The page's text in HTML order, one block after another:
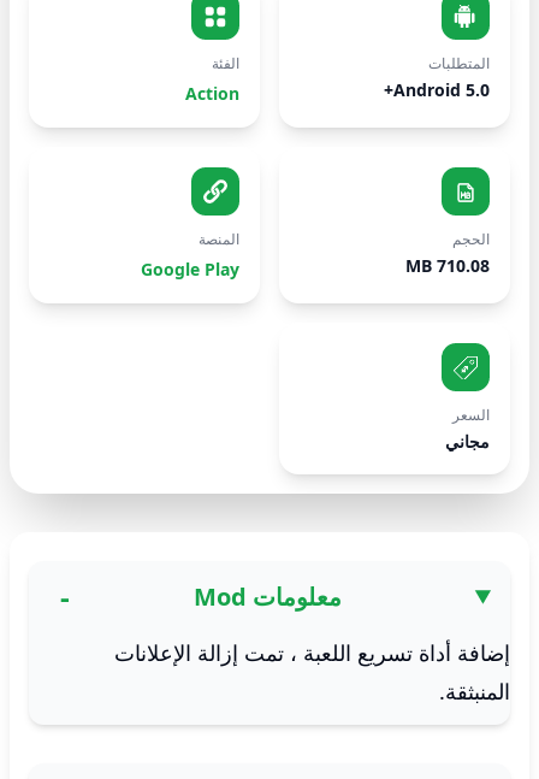
المتطلبات
Android 5.0+
الفئة
Action
الحجم
710.08 MB
المنصة
Google Play
السعر
مجاني
معلومات Mod
إضافة أداة تسريع اللعبة ، تمت إزالة الإعلانات
المنبثقة.